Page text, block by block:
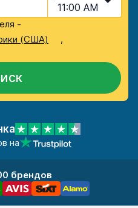
11:00 AM
-
(США)
,
на
брендов